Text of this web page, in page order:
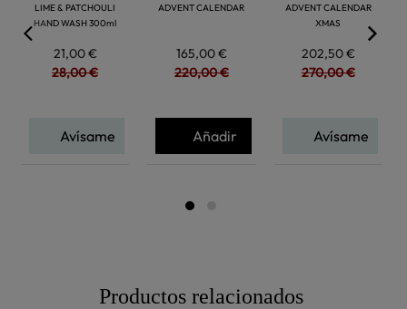
LIME & PATCHOULI
HAND WASH 300ml
21,00 €
28,00 €
Avísame
ADVENT CALENDAR
165,00 €
220,00 €
Añadir
ADVENT CALENDAR
XMAS
202,50 €
270,00 €
Avísame
Productos relacionados